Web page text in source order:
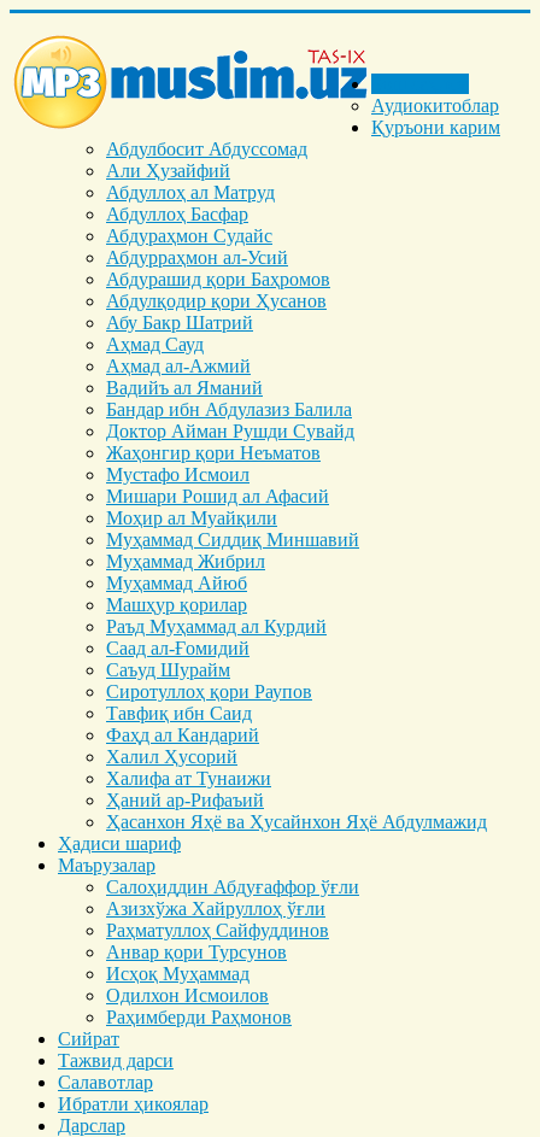
Аудиокитоблар
Қуръони карим
Абдулбосит Абдуссомад
Али Ҳузайфий
Абдуллоҳ ал Матруд
Абдуллоҳ Басфар
Абдураҳмон Судайс
Абдурраҳмон ал-Усий
Абдурашид қори Баҳромов
Абдулқодир қори Ҳусанов
Абу Бакр Шатрий
Аҳмад Сауд
Аҳмад ал-Ажмий
Вадийъ ал Яманий
Бандар ибн Абдулазиз Балила
Доктор Айман Рушди Сувайд
Жаҳонгир қори Неъматов
Мустафо Исмоил
Мишари Рошид ал Афасий
Моҳир ал Муайқили
Муҳаммад Cиддиқ Миншавий
Муҳаммад Жибрил
Муҳаммад Айюб
Машҳур қорилар
Раъд Муҳаммад ал Курдий
Саад ал-Ғомидий
Саъуд Шурайм
Сиротуллоҳ қори Раупов
Тавфиқ ибн Саид
Фаҳд ал Кандарий
Халил Ҳусорий
Халифа ат Тунаижи
Ҳаний ар-Рифаъий
Ҳасанхон Яҳё ва Ҳусайнхон Яҳё Абдулмажид
Ҳадиси шариф
Маърузалар
Салоҳиддин Абдуғаффор ўғли
Азизхўжа Хайруллоҳ ўғли
Раҳматуллоҳ Сайфуддинов
Анвар қори Турсунов
Исҳоқ Муҳаммад
Одилхон Исмоилов
Раҳимберди Раҳмонов
Сийрат
Тажвид дарси
Салавотлар
Ибратли ҳикоялар
Дарслар